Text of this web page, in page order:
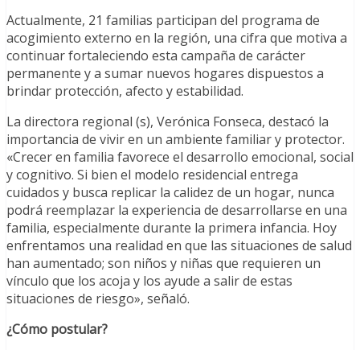
Actualmente, 21 familias participan del programa de
acogimiento externo en la región, una cifra que motiva a
continuar fortaleciendo esta campaña de carácter
permanente y a sumar nuevos hogares dispuestos a
brindar protección, afecto y estabilidad.
La directora regional (s), Verónica Fonseca, destacó la
importancia de vivir en un ambiente familiar y protector.
«Crecer en familia favorece el desarrollo emocional, social
y cognitivo. Si bien el modelo residencial entrega
cuidados y busca replicar la calidez de un hogar, nunca
podrá reemplazar la experiencia de desarrollarse en una
familia, especialmente durante la primera infancia. Hoy
enfrentamos una realidad en que las situaciones de salud
han aumentado; son niños y niñas que requieren un
vínculo que los acoja y los ayude a salir de estas
situaciones de riesgo», señaló.
¿Cómo postular?